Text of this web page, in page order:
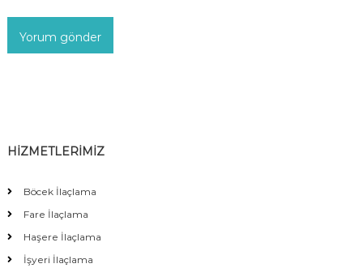
HİZMETLERİMİZ
Böcek İlaçlama
Fare İlaçlama
Haşere İlaçlama
İşyeri İlaçlama